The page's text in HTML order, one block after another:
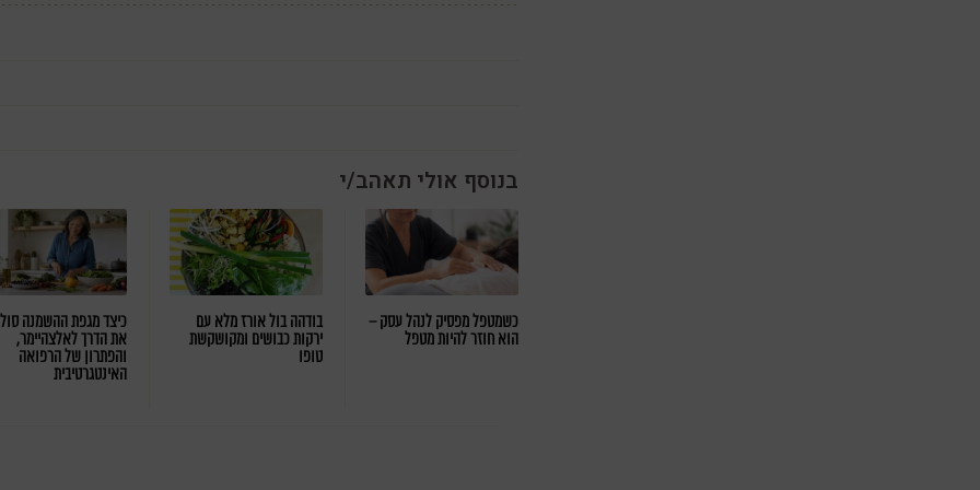
בנוסף אולי תאהב/י
כשמטפל מפסיק לנהל עסק –
הוא חוזר להיות מטפל
בודהה בול אורז מלא עם
ירקות כבושים ומקושקשת
טופו
כיצד מגפת ההשמנה
את הדרך לאלצהיימר,
והפתרון של הרפואה
האינטגרטיבית